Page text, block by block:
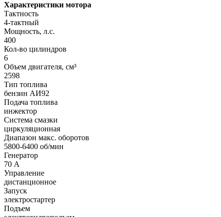
Характеристики мотора
Тактность
4-тактный
Мощность, л.с.
400
Кол-во цилиндров
6
Объем двигателя, см³
2598
Тип топлива
бензин АИ92
Подача топлива
инжектор
Система смазки
циркуляционная
Диапазон макс. оборотов
5800-6400 об/мин
Генератор
70 А
Управление
дистанционное
Запуск
электростартер
Подъем